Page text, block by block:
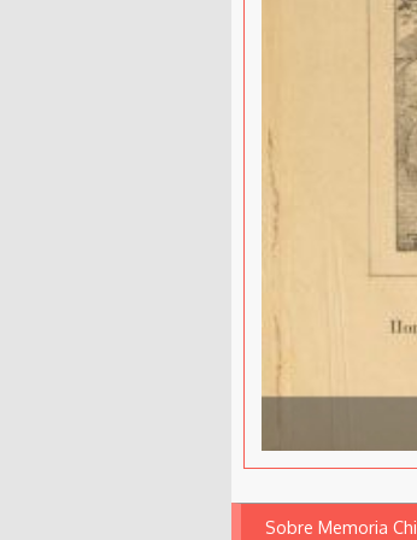
Sobre Memoria